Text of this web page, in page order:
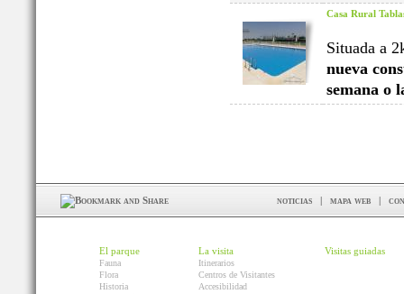
Casa Rural
Situada a
nueva
semana o
noticias | mapa web |
El parque
Fauna
Flora
Historia
La visita
Itinerarios
Centros de Visitantes
Accesibilidad
Visitas guiadas